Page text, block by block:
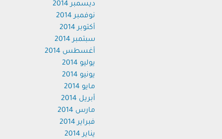
ديسمبر 2014
نوفمبر 2014
أكتوبر 2014
سبتمبر 2014
أغسطس 2014
يوليو 2014
يونيو 2014
مايو 2014
أبريل 2014
مارس 2014
فبراير 2014
يناير 2014